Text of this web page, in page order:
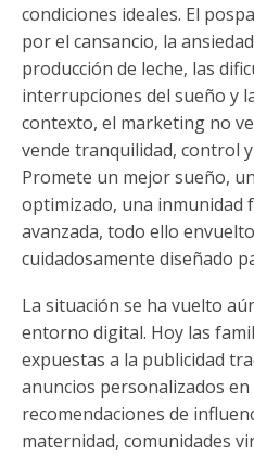
condiciones ideales. El
por el cansancio, la
producción de leche, las
interrupciones del sueño y
contexto, el marketing no
vende tranquilidad, control
Promete un mejor sueño,
optimizado, una inmunidad
avanzada, todo ello
cuidadosamente diseñado
La situación se ha vuelto
entorno digital. Hoy las
expuestas a la publicidad
anuncios personalizados en
recomendaciones de
maternidad, comunidades